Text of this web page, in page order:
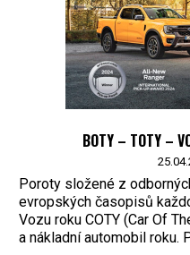
BOTY – TOTY –
Poroty složené z
evropských časopisů
Vozu roku COTY (Car Of
a nákladní automobil roku.